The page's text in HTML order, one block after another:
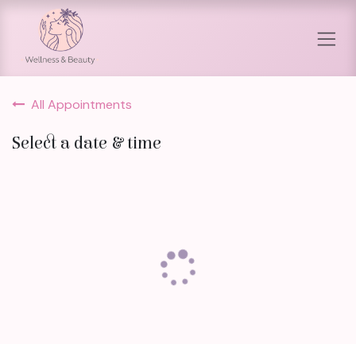
Skip to Content
All Appointments
Select a date & time